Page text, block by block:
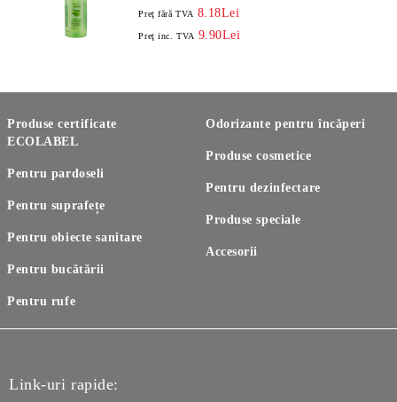
Preţ fără TVA 8.18Lei
Preţ inc. TVA 9.90Lei
Produse certificate
ECOLABEL
Pentru pardoseli
Pentru suprafețe
Pentru obiecte sanitare
Pentru bucătării
Pentru rufe
Odorizante pentru încăperi
Produse cosmetice
Pentru dezinfectare
Produse speciale
Accesorii
Link-uri rapide: